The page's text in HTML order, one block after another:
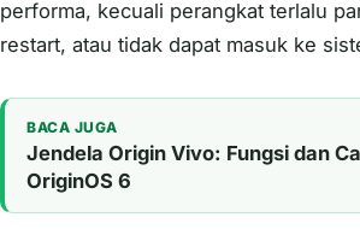
performa, kecuali perangkat terlalu
restart, atau tidak dapat masuk ke
BACA JUGA
Jendela Origin Vivo: Fungsi dan
OriginOS 6